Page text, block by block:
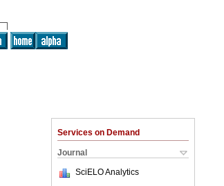
Services on Demand
Journal
SciELO Analytics